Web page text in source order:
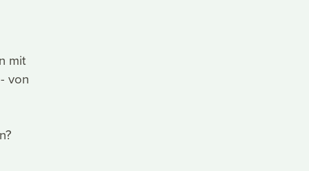
mit
von